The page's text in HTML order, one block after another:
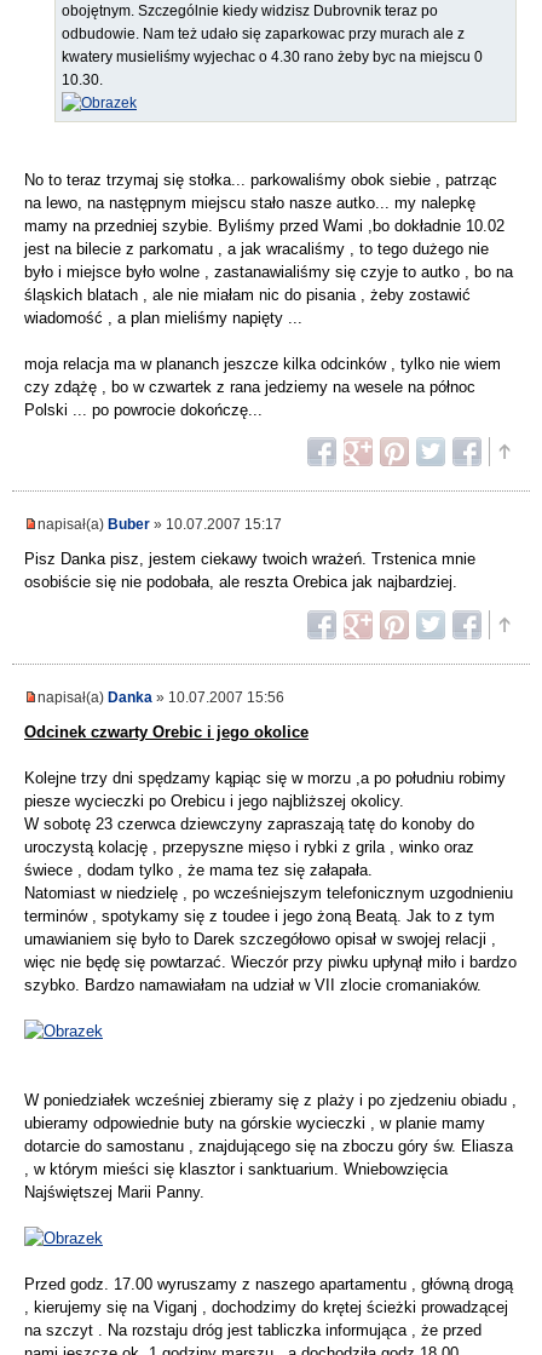
obojętnym. Szczególnie kiedy widzisz Dubrovnik teraz po
odbudowie. Nam też udało się zaparkowac przy murach ale z
kwatery musieliśmy wyjechac o 4.30 rano żeby byc na miejscu 0
10.30.
No to teraz trzymaj się stołka... parkowaliśmy obok siebie , patrząc
na lewo, na następnym miejscu stało nasze autko... my nalepkę
mamy na przedniej szybie. Byliśmy przed Wami ,bo dokładnie 10.02
jest na bilecie z parkomatu , a jak wracaliśmy , to tego dużego nie
było i miejsce było wolne , zastanawialiśmy się czyje to autko , bo na
śląskich blatach , ale nie miałam nic do pisania , żeby zostawić
wiadomość , a plan mieliśmy napięty ...
moja relacja ma w plananch jeszcze kilka odcinków , tylko nie wiem
czy zdążę , bo w czwartek z rana jedziemy na wesele na północ
Polski ... po powrocie dokończę...
napisał(a) Buber » 10.07.2007 15:17
Pisz Danka pisz, jestem ciekawy twoich wrażeń. Trstenica mnie
osobiście się nie podobała, ale reszta Orebica jak najbardziej.
napisał(a) Danka » 10.07.2007 15:56
Odcinek czwarty Orebic i jego okolice
Kolejne trzy dni spędzamy kąpiąc się w morzu ,a po południu robimy
piesze wycieczki po Orebicu i jego najbliższej okolicy.
W sobotę 23 czerwca dziewczyny zapraszają tatę do konoby do
uroczystą kolację , przepyszne mięso i rybki z grila , winko oraz
świece , dodam tylko , że mama tez się załapała.
Natomiast w niedzielę , po wcześniejszym telefonicznym uzgodnieniu
terminów , spotykamy się z toudee i jego żoną Beatą. Jak to z tym
umawianiem się było to Darek szczegółowo opisał w swojej relacji ,
więc nie będę się powtarzać. Wieczór przy piwku upłynął miło i bardzo
szybko. Bardzo namawiałam na udział w VII zlocie cromaniaków.
W poniedziałek wcześniej zbieramy się z plaży i po zjedzeniu obiadu ,
ubieramy odpowiednie buty na górskie wycieczki , w planie mamy
dotarcie do samostanu , znajdującego się na zboczu góry św. Eliasza
, w którym mieści się klasztor i sanktuarium. Wniebowzięcia
Najświętszej Marii Panny.
Przed godz. 17.00 wyruszamy z naszego apartamentu , główną drogą
, kierujemy się na Viganj , dochodzimy do krętej ścieżki prowadzącej
na szczyt . Na rozstaju dróg jest tabliczka informująca , że przed